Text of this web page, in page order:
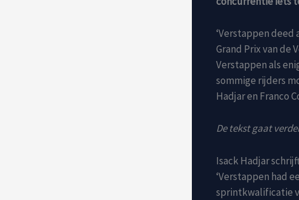
‘Verstappen
Grand Prix van de
Verstappen als
sommige rijders
Hadjar en Franco
De tekst gaat
Isack Hadjar
‘Verstappen had
sprintkwalificatie